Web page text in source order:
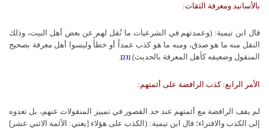
بالأسانيد ومعرفة الثقات:
قال ابن تيمية: (وعمدتهم في الشرعيات ما نُقل لهم عن بعض أهل البيت، وذلك
النقل منه ما هو صدق، ومنه ما هو كذب عمداً أو خطأً وليسوا أهل معرفة بصحيح
المنقول وضعيفه كأهل المعرفة بالحديث) [23]
.
الأمر الرابع: كذب الرافضة على أئمتهم:
لم يقف الرافضة مع أئمتهم عند حد القصور في تمييز المنقولات عنهم، بل تعدوه
إلى الكذب والافتراء؛ قال ابن تيمية: (الكذب على هؤلاء [يعني: الأئمة الاثني عشر]